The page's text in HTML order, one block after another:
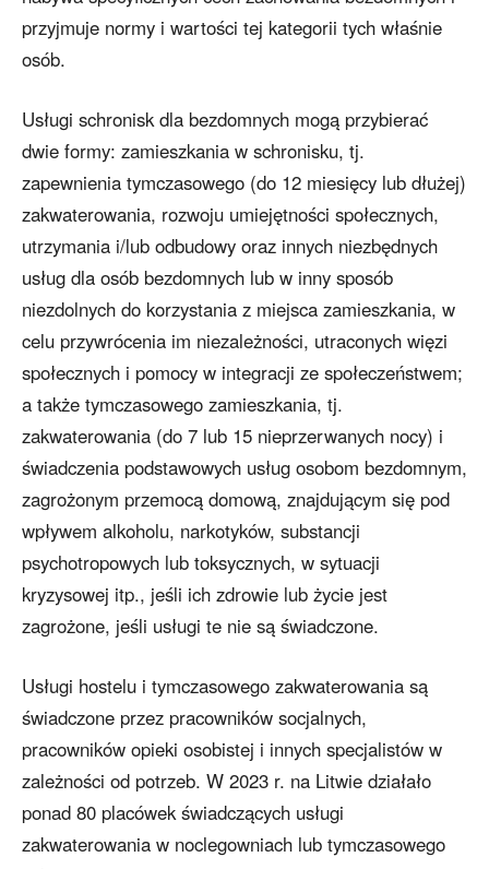
przyjmuje normy i wartości tej kategorii tych właśnie
osób.
Usługi schronisk dla bezdomnych mogą przybierać
dwie formy: zamieszkania w schronisku, tj.
zapewnienia tymczasowego (do 12 miesięcy lub dłużej)
zakwaterowania, rozwoju umiejętności społecznych,
utrzymania i/lub odbudowy oraz innych niezbędnych
usług dla osób bezdomnych lub w inny sposób
niezdolnych do korzystania z miejsca zamieszkania, w
celu przywrócenia im niezależności, utraconych więzi
społecznych i pomocy w integracji ze społeczeństwem;
a także tymczasowego zamieszkania, tj.
zakwaterowania (do 7 lub 15 nieprzerwanych nocy) i
świadczenia podstawowych usług osobom bezdomnym,
zagrożonym przemocą domową, znajdującym się pod
wpływem alkoholu, narkotyków, substancji
psychotropowych lub toksycznych, w sytuacji
kryzysowej itp., jeśli ich zdrowie lub życie jest
zagrożone, jeśli usługi te nie są świadczone.
Usługi hostelu i tymczasowego zakwaterowania są
świadczone przez pracowników socjalnych,
pracowników opieki osobistej i innych specjalistów w
zależności od potrzeb. W 2023 r. na Litwie działało
ponad 80 placówek świadczących usługi
zakwaterowania w noclegowniach lub tymczasowego